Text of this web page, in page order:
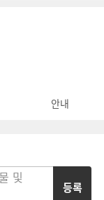
안내
등록